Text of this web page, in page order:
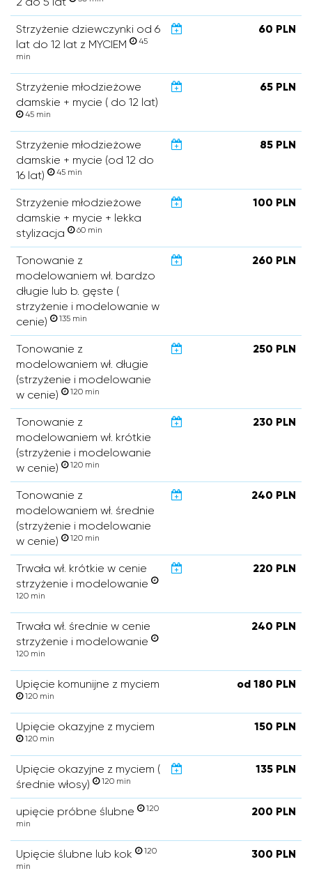
Strzyżenie dziewczynki od 6
lat do 12 lat z MYCIEM
45
min
60 PLN
Strzyżenie młodzieżowe
damskie + mycie ( do 12 lat)
45 min
65 PLN
Strzyżenie młodzieżowe
damskie + mycie (od 12 do
16 lat)
45 min
85 PLN
Strzyżenie młodzieżowe
damskie + mycie + lekka
stylizacja
60 min
100 PLN
Tonowanie z
modelowaniem wł. bardzo
długie lub b. gęste (
strzyżenie i modelowanie w
cenie)
135 min
260 PLN
Tonowanie z
modelowaniem wł. długie
(strzyżenie i modelowanie
w cenie)
120 min
250 PLN
Tonowanie z
modelowaniem wł. krótkie
(strzyżenie i modelowanie
w cenie)
120 min
230 PLN
Tonowanie z
modelowaniem wł. średnie
(strzyżenie i modelowanie
w cenie)
120 min
240 PLN
Trwała wł. krótkie w cenie
strzyżenie i modelowanie
120 min
220 PLN
Trwała wł. średnie w cenie
strzyżenie i modelowanie
120 min
240 PLN
Upięcie komunijne z myciem
120 min
od 180 PLN
Upięcie okazyjne z myciem
120 min
150 PLN
Upięcie okazyjne z myciem (
średnie włosy)
120 min
135 PLN
upięcie próbne ślubne
120
min
200 PLN
Upięcie ślubne lub kok
120
min
300 PLN